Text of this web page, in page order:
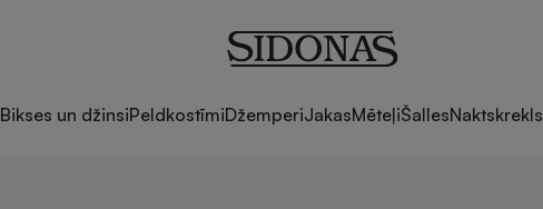
Bikses un džinsiPeldkostīmiDžemperiJakasMēteļiŠallesNaktskrekls